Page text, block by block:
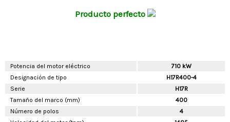
Producto perfecto
Potencia del motor eléctrico
710 kW
Designación de tipo
H17R400-4
Serie
H17R
Tamaño del marco (mm)
400
Número de polos
4